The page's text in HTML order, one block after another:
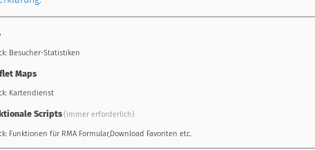
Support,
und Antworten
häufig gestellten
weiter
Einsteigerseminar
Einsteigerseminar
Einsteigerseminar
: Besucher-Statistiken
Maps
: Kartendienst
Scripts(immer erforderlich)
: Funktionen für RMA Formular,Download Favoriten etc.